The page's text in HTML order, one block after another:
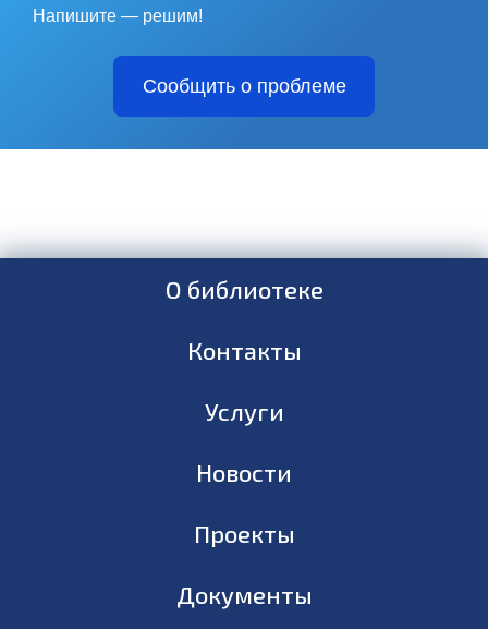
Напишите — решим!
Сообщить о проблеме
О библиотеке
Контакты
Услуги
Новости
Проекты
Документы